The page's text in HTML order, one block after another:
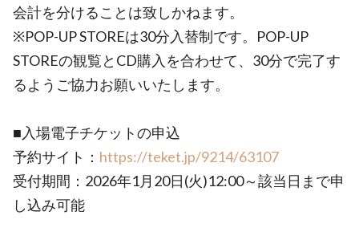
会計を分けることは致しかねます。
※POP-UP STOREは30分入替制です。POP-UP
STOREの観覧とCD購入を合わせて、30分で完了す
るようご協力お願いいたします。
■入場電子チケットの申込
予約サイト： https://teket.jp/9214/63107
受付期間：2026年1月20日(火)12:00～該当日まで申
し込み可能